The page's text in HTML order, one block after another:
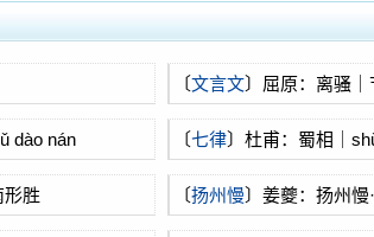
〔文言文〕屈原：离骚｜
dào nán 〔七律〕杜甫：蜀相｜
形胜 〔扬州慢〕姜夔：扬州慢